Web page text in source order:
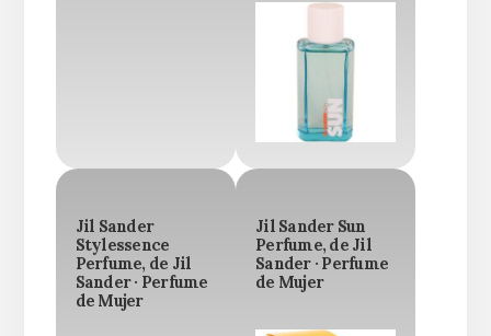
Jil Sander
Stylessence
Perfume, de Jil
Sander · Perfume
de Mujer
Jil Sander Sun
Perfume, de Jil
Sander · Perfume
de Mujer